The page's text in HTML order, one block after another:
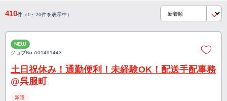
410件（1～20件を表示中）
NEW
ジョブNo.A01491443
土日祝休み！通勤便利！未経験OK！配送手配事務
@呉服町
派遣